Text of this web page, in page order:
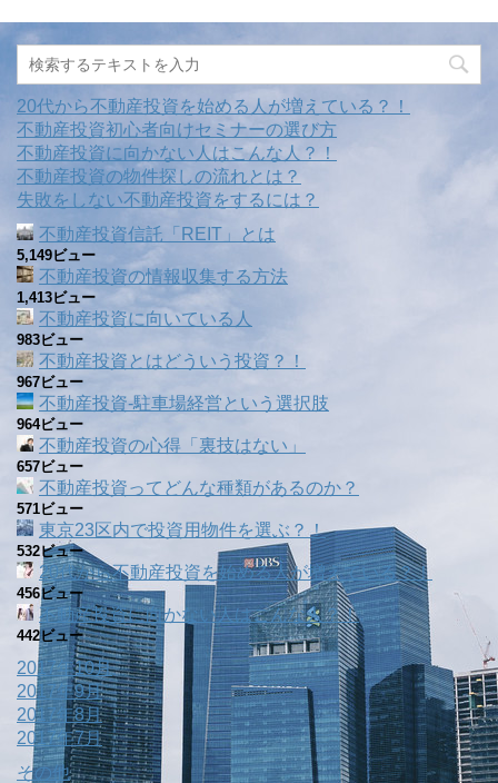
20代から不動産投資を始める人が増えている？！
不動産投資初心者向けセミナーの選び方
不動産投資に向かない人はこんな人？！
不動産投資の物件探しの流れとは？
失敗をしない不動産投資をするには？
不動産投資信託「REIT」とは
5,149ビュー
不動産投資の情報収集する方法
1,413ビュー
不動産投資に向いている人
983ビュー
不動産投資とはどういう投資？！
967ビュー
不動産投資‐駐車場経営という選択肢
964ビュー
不動産投資の心得「裏技はない」
657ビュー
不動産投資ってどんな種類があるのか？
571ビュー
東京23区内で投資用物件を選ぶ？！
532ビュー
20代から不動産投資を始める人が増えている？！
456ビュー
不動産投資に向かない人はこんな人？！
442ビュー
2017年10月
2017年9月
2017年8月
2017年7月
その他